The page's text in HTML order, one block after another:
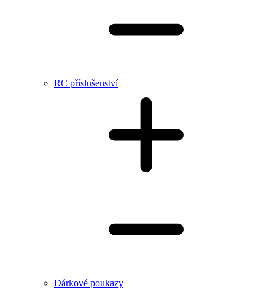
RC příslušenství
Dárkové poukazy